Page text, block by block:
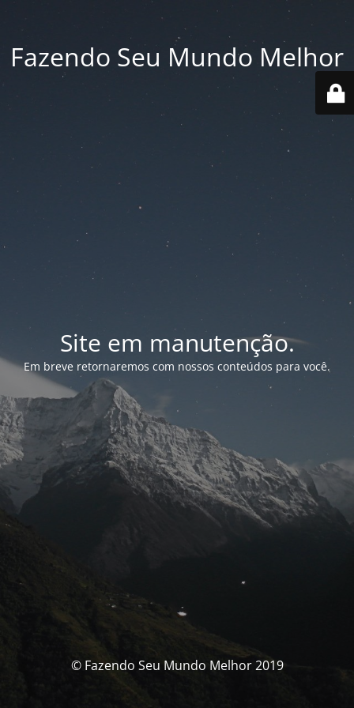
Fazendo Seu Mundo Melhor
Site em manutenção.
Em breve retornaremos com nossos conteúdos para você.
© Fazendo Seu Mundo Melhor 2019